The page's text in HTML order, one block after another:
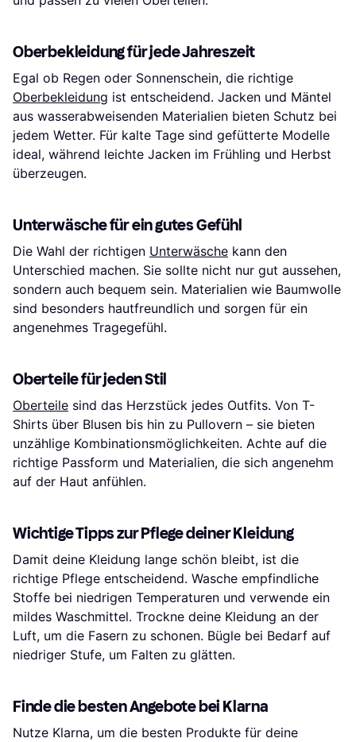
Oberbekleidung für jede Jahreszeit
Egal ob Regen oder Sonnenschein, die richtige
Oberbekleidung ist entscheidend. Jacken und Mäntel
aus wasserabweisenden Materialien bieten Schutz bei
jedem Wetter. Für kalte Tage sind gefütterte Modelle
ideal, während leichte Jacken im Frühling und Herbst
überzeugen.
Unterwäsche für ein gutes Gefühl
Die Wahl der richtigen Unterwäsche kann den
Unterschied machen. Sie sollte nicht nur gut aussehen,
sondern auch bequem sein. Materialien wie Baumwolle
sind besonders hautfreundlich und sorgen für ein
angenehmes Tragegefühl.
Oberteile für jeden Stil
Oberteile sind das Herzstück jedes Outfits. Von T-
Shirts über Blusen bis hin zu Pullovern – sie bieten
unzählige Kombinationsmöglichkeiten. Achte auf die
richtige Passform und Materialien, die sich angenehm
auf der Haut anfühlen.
Wichtige Tipps zur Pflege deiner Kleidung
Damit deine Kleidung lange schön bleibt, ist die
richtige Pflege entscheidend. Wasche empfindliche
Stoffe bei niedrigen Temperaturen und verwende ein
mildes Waschmittel. Trockne deine Kleidung an der
Luft, um die Fasern zu schonen. Bügle bei Bedarf auf
niedriger Stufe, um Falten zu glätten.
Finde die besten Angebote bei Klarna
Nutze Klarna, um die besten Produkte für deine